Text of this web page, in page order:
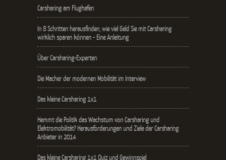
Carsharing am Flughafen
In 8 Schritten herausfinden, wie viel Geld Sie mit Carsharing
wirklich sparen können - Eine Anleitung
Über Carsharing-Experten
Die Macher der modernen Mobilität im Interview
Das kleine Carsharing 1x1
Hemmt die Politik das Wachstum von Carsharing und
Elektromobilität? Herausforderungen und Ziele der Carsharing
Anbieter in 2014
Das kleine Carsharing 1x1 Quiz und Gewinnspiel